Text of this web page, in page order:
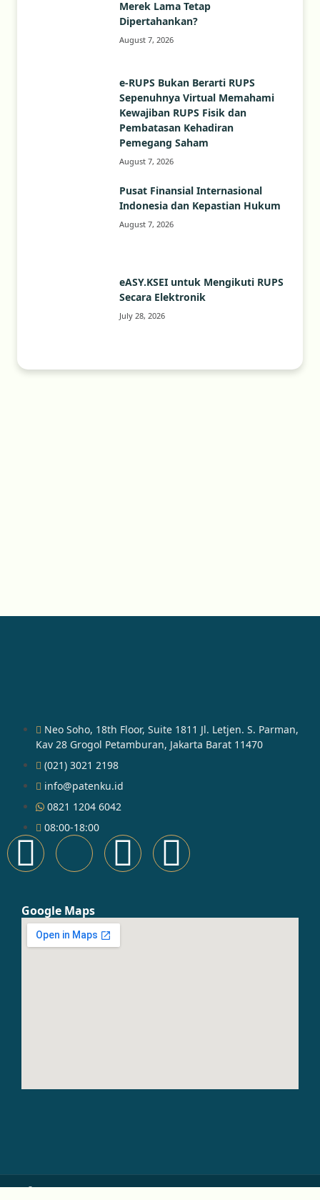
Merek Lama Tetap
Dipertahankan?
August 7, 2026
e-RUPS Bukan Berarti RUPS
Sepenuhnya Virtual Memahami
Kewajiban RUPS Fisik dan
Pembatasan Kehadiran
Pemegang Saham
August 7, 2026
Pusat Finansial Internasional
Indonesia dan Kepastian Hukum
August 7, 2026
eASY.KSEI untuk Mengikuti RUPS
Secara Elektronik
July 28, 2026
Neo Soho, 18th Floor, Suite 1811 Jl. Letjen. S. Parman,
Kav 28 Grogol Petamburan, Jakarta Barat 11470
(021) 3021 2198
info@patenku.id
0821 1204 6042
08:00-18:00
Google Maps
© Copyright 2026 PT Patenku Digital Indonesia. All Rights Reserved.